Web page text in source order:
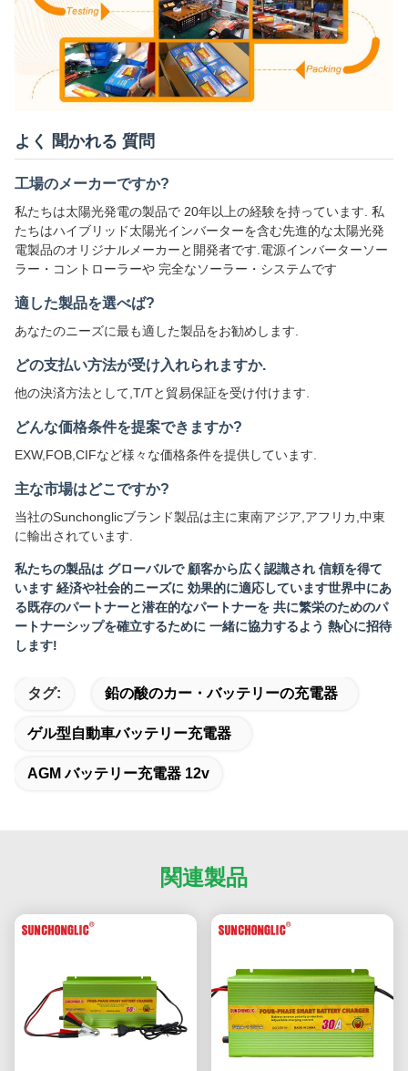
よく 聞かれる 質問
工場のメーカーですか?
私たちは太陽光発電の製品で 20年以上の経験を持っています. 私
たちはハイブリッド太陽光インバーターを含む先進的な太陽光発
電製品のオリジナルメーカーと開発者です.電源インバーターソー
ラー・コントローラーや 完全なソーラー・システムです
適した製品を選べば?
あなたのニーズに最も適した製品をお勧めします.
どの支払い方法が受け入れられますか.
他の決済方法として,T/Tと貿易保証を受け付けます.
どんな価格条件を提案できますか?
EXW,FOB,CIFなど様々な価格条件を提供しています.
主な市場はどこですか?
当社のSunchonglicブランド製品は主に東南アジア,アフリカ,中東
に輸出されています.
私たちの製品は グローバルで 顧客から広く認識され 信頼を得て
います 経済や社会的ニーズに 効果的に適応しています世界中にあ
る既存のパートナーと潜在的なパートナーを 共に繁栄のためのパ
ートナーシップを確立するために 一緒に協力するよう 熱心に招待
します!
タグ: 鉛の酸のカー・バッテリーの充電器
ゲル型自動車バッテリー充電器
AGM バッテリー充電器 12v
関連製品